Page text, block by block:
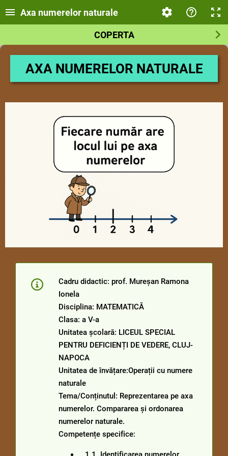
Axa numerelor naturale
COPERTA
AXA NUMERELOR NATURALE
Cadru didactic: prof. Mureșan Ramona
Ionela
Disciplina: MATEMATICĂ
Clasa: a V-a
Unitatea școlară: LICEUL SPECIAL
PENTRU DEFICIENȚI DE VEDERE, CLUJ-
NAPOCA
Unitatea de învățare:Operații cu numere
naturale
Tema/Conținutul: Reprezentarea pe axa
numerelor. Compararea și ordonarea
numerelor naturale.
Competențe specifice: